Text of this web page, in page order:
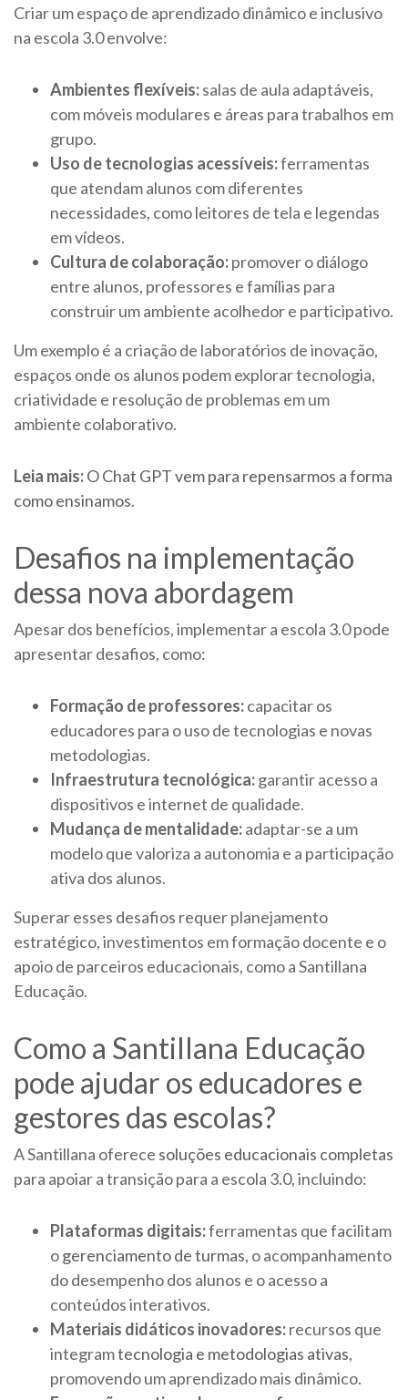
Criar um espaço de aprendizado dinâmico e inclusivo
na escola 3.0 envolve:
Ambientes flexíveis:salas de aula adaptáveis,
com móveis modulares e áreas para trabalhos em
grupo.
Uso de tecnologias acessíveis:ferramentas
que atendam alunos com diferentes
necessidades, como leitores de tela e legendas
em vídeos.
Cultura de colaboração:promover o diálogo
entre alunos, professores e famílias para
construir um ambiente acolhedor e participativo.
Um exemplo é a criação de laboratórios de inovação,
espaços onde os alunos podem explorar tecnologia,
criatividade e resolução de problemas em um
ambiente colaborativo.
Leia mais:O Chat GPT vem para repensarmos a forma
como ensinamos.
Desafios na implementação
dessa nova abordagem
Apesar dos benefícios, implementar a escola 3.0 pode
apresentar desafios, como:
Formação de professores:capacitar os
educadores para o uso de tecnologias e novas
metodologias.
Infraestrutura tecnológica:garantir acesso a
dispositivos e internet de qualidade.
Mudança de mentalidade:adaptar-se a um
modelo que valoriza a autonomia e a participação
ativa dos alunos.
Superar esses desafios requer planejamento
estratégico, investimentos em formação docente e o
apoio de parceiros educacionais, como a Santillana
Educação.
Como a Santillana Educação
pode ajudar os educadores e
gestores das escolas?
A Santillana oferece soluções educacionais completas
para apoiar a transição para a escola 3.0, incluindo:
Plataformas digitais:ferramentas que facilitam
ogerenciamento de turmas, o acompanhamento
do desempenho dos alunos e o acesso a
conteúdos interativos.
Materiais didáticos inovadores:recursos que
integramtecnologia e metodologias ativas,
promovendo um aprendizado mais dinâmico.